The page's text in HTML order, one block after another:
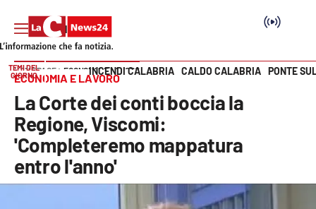
SEZIONI
Cronaca
Politica
Vai
TEMI DEL
GIORNO
INCENDI CALABRIA CALDO CALABRIA PONTE
HOME PAGE ECONOMIA E LAVORO
ECONOMIA E LAVORO
La Corte dei conti boccia la
Regione, Viscomi:
'Completeremo mappatura
entro l'anno'